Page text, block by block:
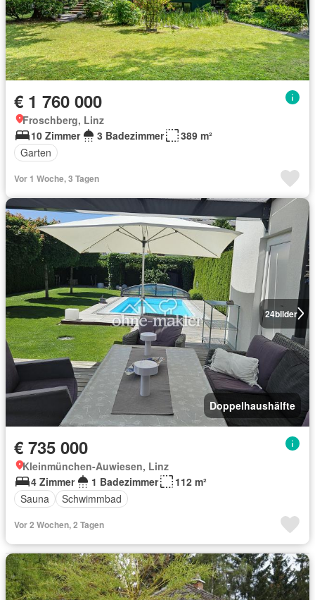
€ 1 760 000
Froschberg, Linz
10 Zimmer
3 Badezimmer
389 m²
Garten
Vor 1 Woche, 3 Tagen
24bilder
Doppelhaushälfte
€ 735 000
Kleinmünchen-Auwiesen, Linz
4 Zimmer
1 Badezimmer
112 m²
Sauna
Schwimmbad
Vor 2 Wochen, 2 Tagen